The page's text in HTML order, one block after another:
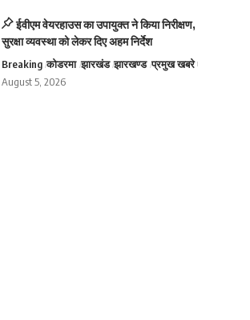
ईवीएम वेयरहाउस का उपायुक्त ने किया निरीक्षण,
सुरक्षा व्यवस्था को लेकर दिए अहम निर्देश
Breaking कोडरमा झारखंड झारखण्ड प्रमुख खबरे
August 5, 2026